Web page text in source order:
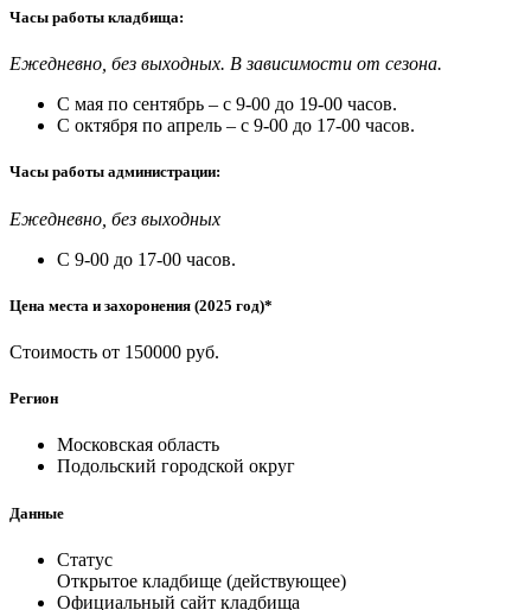
Часы работы кладбища:
Ежедневно, без выходных. В зависимости от сезона.
С мая по сентябрь – с 9-00 до 19-00 часов.
С октября по апрель – с 9-00 до 17-00 часов.
Часы работы администрации:
Ежедневно, без выходных
С 9-00 до 17-00 часов.
Цена места и захоронения (2025 год)*
Стоимость от 150000 руб.
Регион
Московская область
Подольский городской округ
Данные
Статус
Открытое кладбище (действующее)
Официальный сайт кладбища